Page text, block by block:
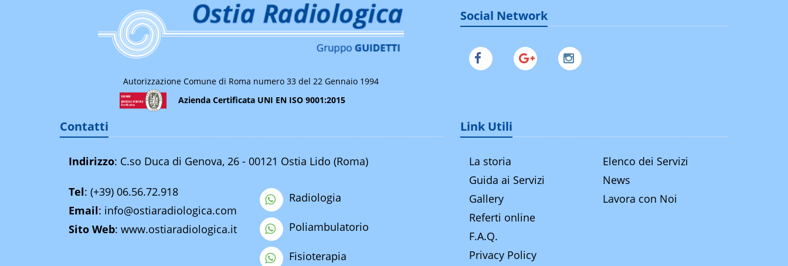
Autorizzazione Comune di Roma numero 33 del 22 Gennaio 1994
Azienda Certificata UNI EN ISO 9001:2015
Social Network
Contatti
Indirizzo: C.so Duca di Genova, 26 - 00121 Ostia Lido (Roma)
Tel: (+39) 06.56.72.918
Email: info@ostiaradiologica.com
Sito Web: www.ostiaradiologica.it
Radiologia
Poliambulatorio
Fisioterapia
Link Utili
La storia
Guida ai Servizi
Gallery
Referti online
F.A.Q.
Privacy Policy
Elenco dei Servizi
News
Lavora con Noi